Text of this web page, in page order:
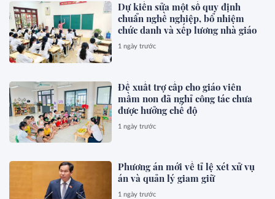
Dự kiến sửa một số quy định
chuẩn nghề nghiệp, bổ nhiệm
chức danh và xếp lương nhà giáo
1 ngày trước
Đề xuất trợ cấp cho giáo viên
mầm non đã nghỉ công tác chưa
được hưởng chế độ
1 ngày trước
Phương án mới về tỉ lệ xét xử vụ
án và quản lý giam giữ
1 ngày trước